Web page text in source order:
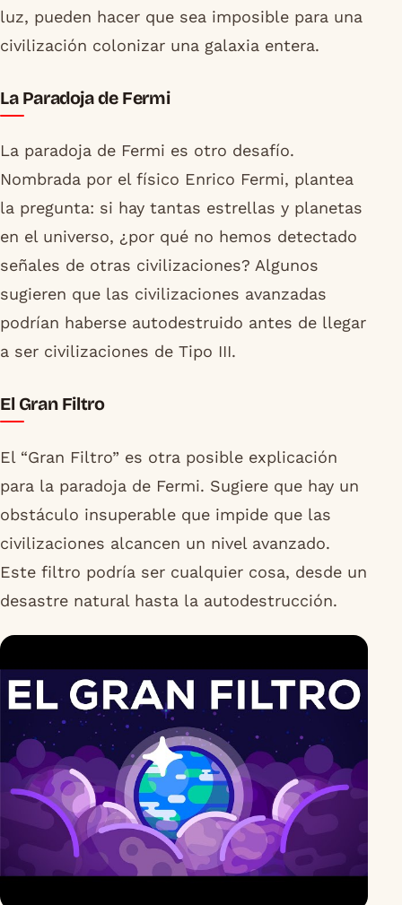
luz, pueden hacer que sea imposible para una
civilización colonizar una galaxia entera.
La Paradoja de Fermi
La paradoja de Fermi es otro desafío.
Nombrada por el físico Enrico Fermi, plantea
la pregunta: si hay tantas estrellas y planetas
en el universo, ¿por qué no hemos detectado
señales de otras civilizaciones? Algunos
sugieren que las civilizaciones avanzadas
podrían haberse autodestruido antes de llegar
a ser civilizaciones de Tipo III.
El Gran Filtro
El “Gran Filtro” es otra posible explicación
para la paradoja de Fermi. Sugiere que hay un
obstáculo insuperable que impide que las
civilizaciones alcancen un nivel avanzado.
Este filtro podría ser cualquier cosa, desde un
desastre natural hasta la autodestrucción.